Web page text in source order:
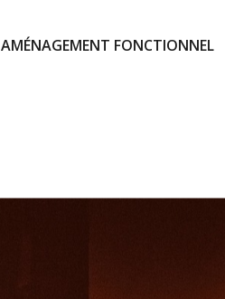
AMÉNAGEMENT FONCTIONNEL